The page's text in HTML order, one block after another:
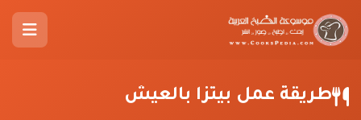
طريقة عمل بيتزا بالعيش